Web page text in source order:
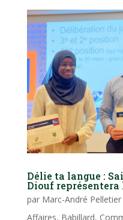
Délie ta langue :
Diouf représentera
par Marc-André Pelletier
Affaires, Babillard,